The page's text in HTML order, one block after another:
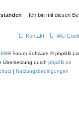
Alle
Kontakt
® Forum Software © phpBB
Übersetzung durch phpBB.de
| Nutzungsbedingungen